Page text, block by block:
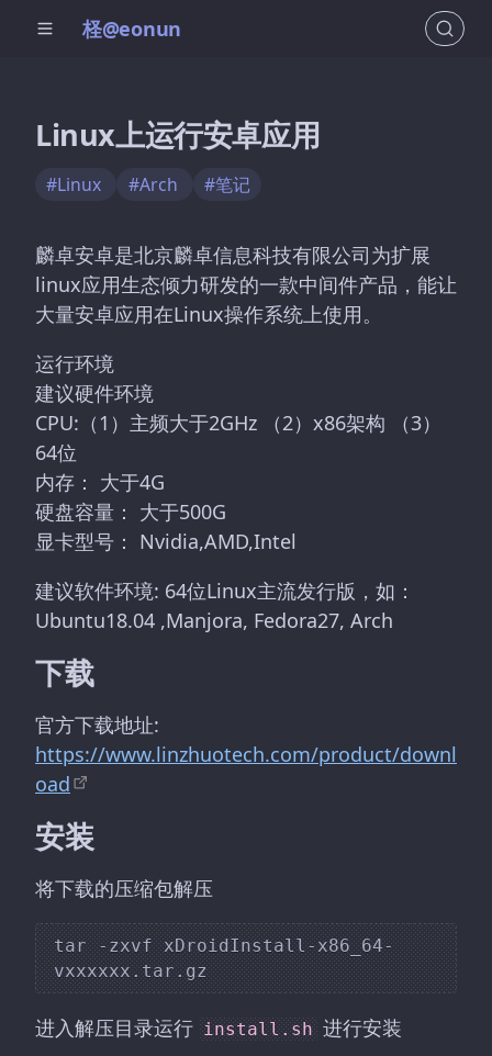
柽@eonun
Linux上运行安卓应用
#Linux #Arch #笔记
麟卓安卓是北京麟卓信息科技有限公司为扩展
linux应用生态倾力研发的一款中间件产品，能让
大量安卓应用在Linux操作系统上使用。
运行环境
建议硬件环境
CPU:（1）主频大于2GHz （2）x86架构 （3）
64位
内存： 大于4G
硬盘容量： 大于500G
显卡型号： Nvidia,AMD,Intel
建议软件环境: 64位Linux主流发行版，如：
Ubuntu18.04 ,Manjora, Fedora27, Arch
下载
官方下载地址:
https://www.linzhuotech.com/product/downl
oad
安装
将下载的压缩包解压
tar -zxvf xDroidInstall-x86_64-
进入解压目录运行 install.sh 进行安装